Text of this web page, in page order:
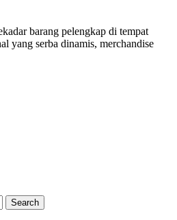
barang pelengkap di tempat
yang serba dinamis, merchandise
Search